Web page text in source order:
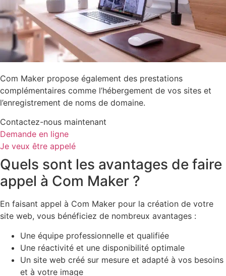
Com Maker propose également des prestations
complémentaires comme l’hébergement de vos sites et
l’enregistrement de noms de domaine.
Contactez-nous maintenant
Demande en ligne
Je veux être appelé
Quels sont les avantages de faire
appel à Com Maker ?
En faisant appel à Com Maker pour la création de votre
site web, vous bénéficiez de nombreux avantages :
Une équipe professionnelle et qualifiée
Une réactivité et une disponibilité optimale
Un site web créé sur mesure et adapté à vos besoins
et à votre image